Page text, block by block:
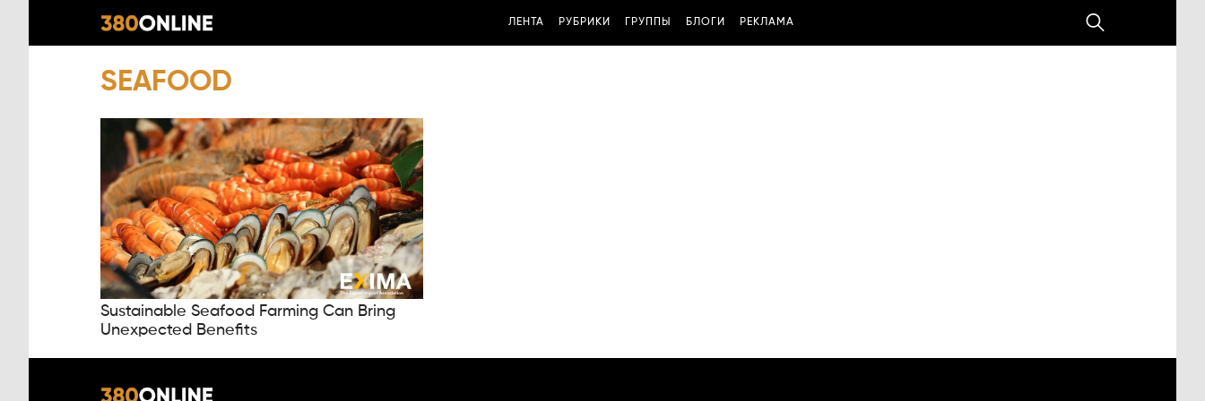
ЛЕНТА РУБРИКИ ГРУППЫ БЛОГИ РЕКЛАМА
SEAFOOD
Sustainable Seafood Farming Can Bring
Unexpected Benefits